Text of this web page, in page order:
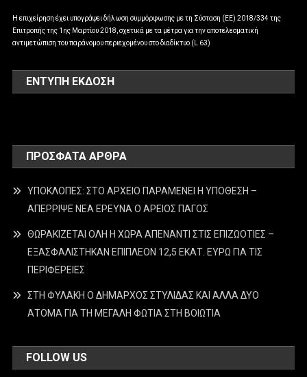
Η επιχείρηση έχει υπογράψει δήλωση συμμόρφωσης με τη Σύσταση (ΕΕ) 2018/334 της
Επιτροπής της 1ης Μαρτίου 2018, σχετικά με τα μέτρα για την αποτελεσματική
αντιμετώπιση του παράνομου περιεχομένου στο διαδίκτυο (L 63)
ΕΝΤΥΠΗ ΕΚΔΟΣΗ
ΠΡΌΣΦΑΤΑ ΆΡΘΡΑ
ΥΠΟΚΛΟΠΕΣ: ΣΤΟ ΑΡΧΕΙΟ ΠΑΡΑΜΕΝΕΙ Η ΥΠΟΘΕΣΗ –
ΑΠΕΡΡΙΨΕ ΝΕΑ ΕΡΕΥΝΑ Ο ΑΡΕΙΟΣ ΠΑΓΟΣ
ΘΩΡΑΚΙΖΕΤΑΙ ΟΛΗ Η ΧΩΡΑ ΑΠΕΝΑΝΤΙ ΣΤΙΣ ΕΠΙΖΩΟΤΙΕΣ –
ΕΞΑΣΦΑΛΙΣΤΗΚΑΝ ΕΠΙΠΛΕΟΝ 12,5 ΕΚΑΤ. ΕΥΡΩ ΓΙΑ ΤΙΣ
ΠΕΡΙΦΕΡΕΙΕΣ
ΣΤΗ ΦΥΛΑΚΗ Ο ΔΗΜΑΡΧΟΣ ΣΤΥΛΙΔΑΣ ΚΑΙ ΑΛΛΑ ΔΥΟ
ΑΤΟΜΑ ΓΙΑ ΤΗ ΜΕΓΑΛΗ ΦΩΤΙΑ ΣΤΗ ΒΟΙΩΤΙΑ
FOLLOW US